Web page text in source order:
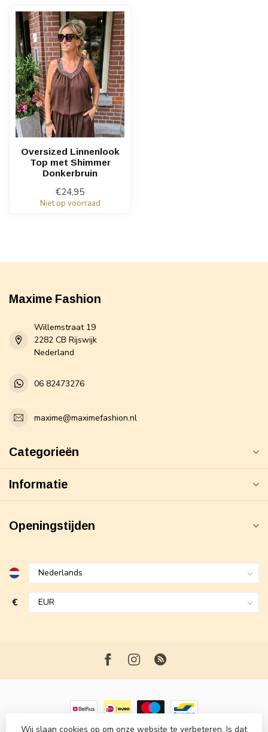
Oversized Linnenlook
Top met Shimmer
Donkerbruin
€24,95
Niet op voorraad
Maxime Fashion
Willemstraat 19
2282 CB Rijswijk
Nederland
06 82473276
maxime@maximefashion.nl
Categorieën
Informatie
Openingstijden
€
Wij slaan cookies op om onze website te verbeteren. Is dat